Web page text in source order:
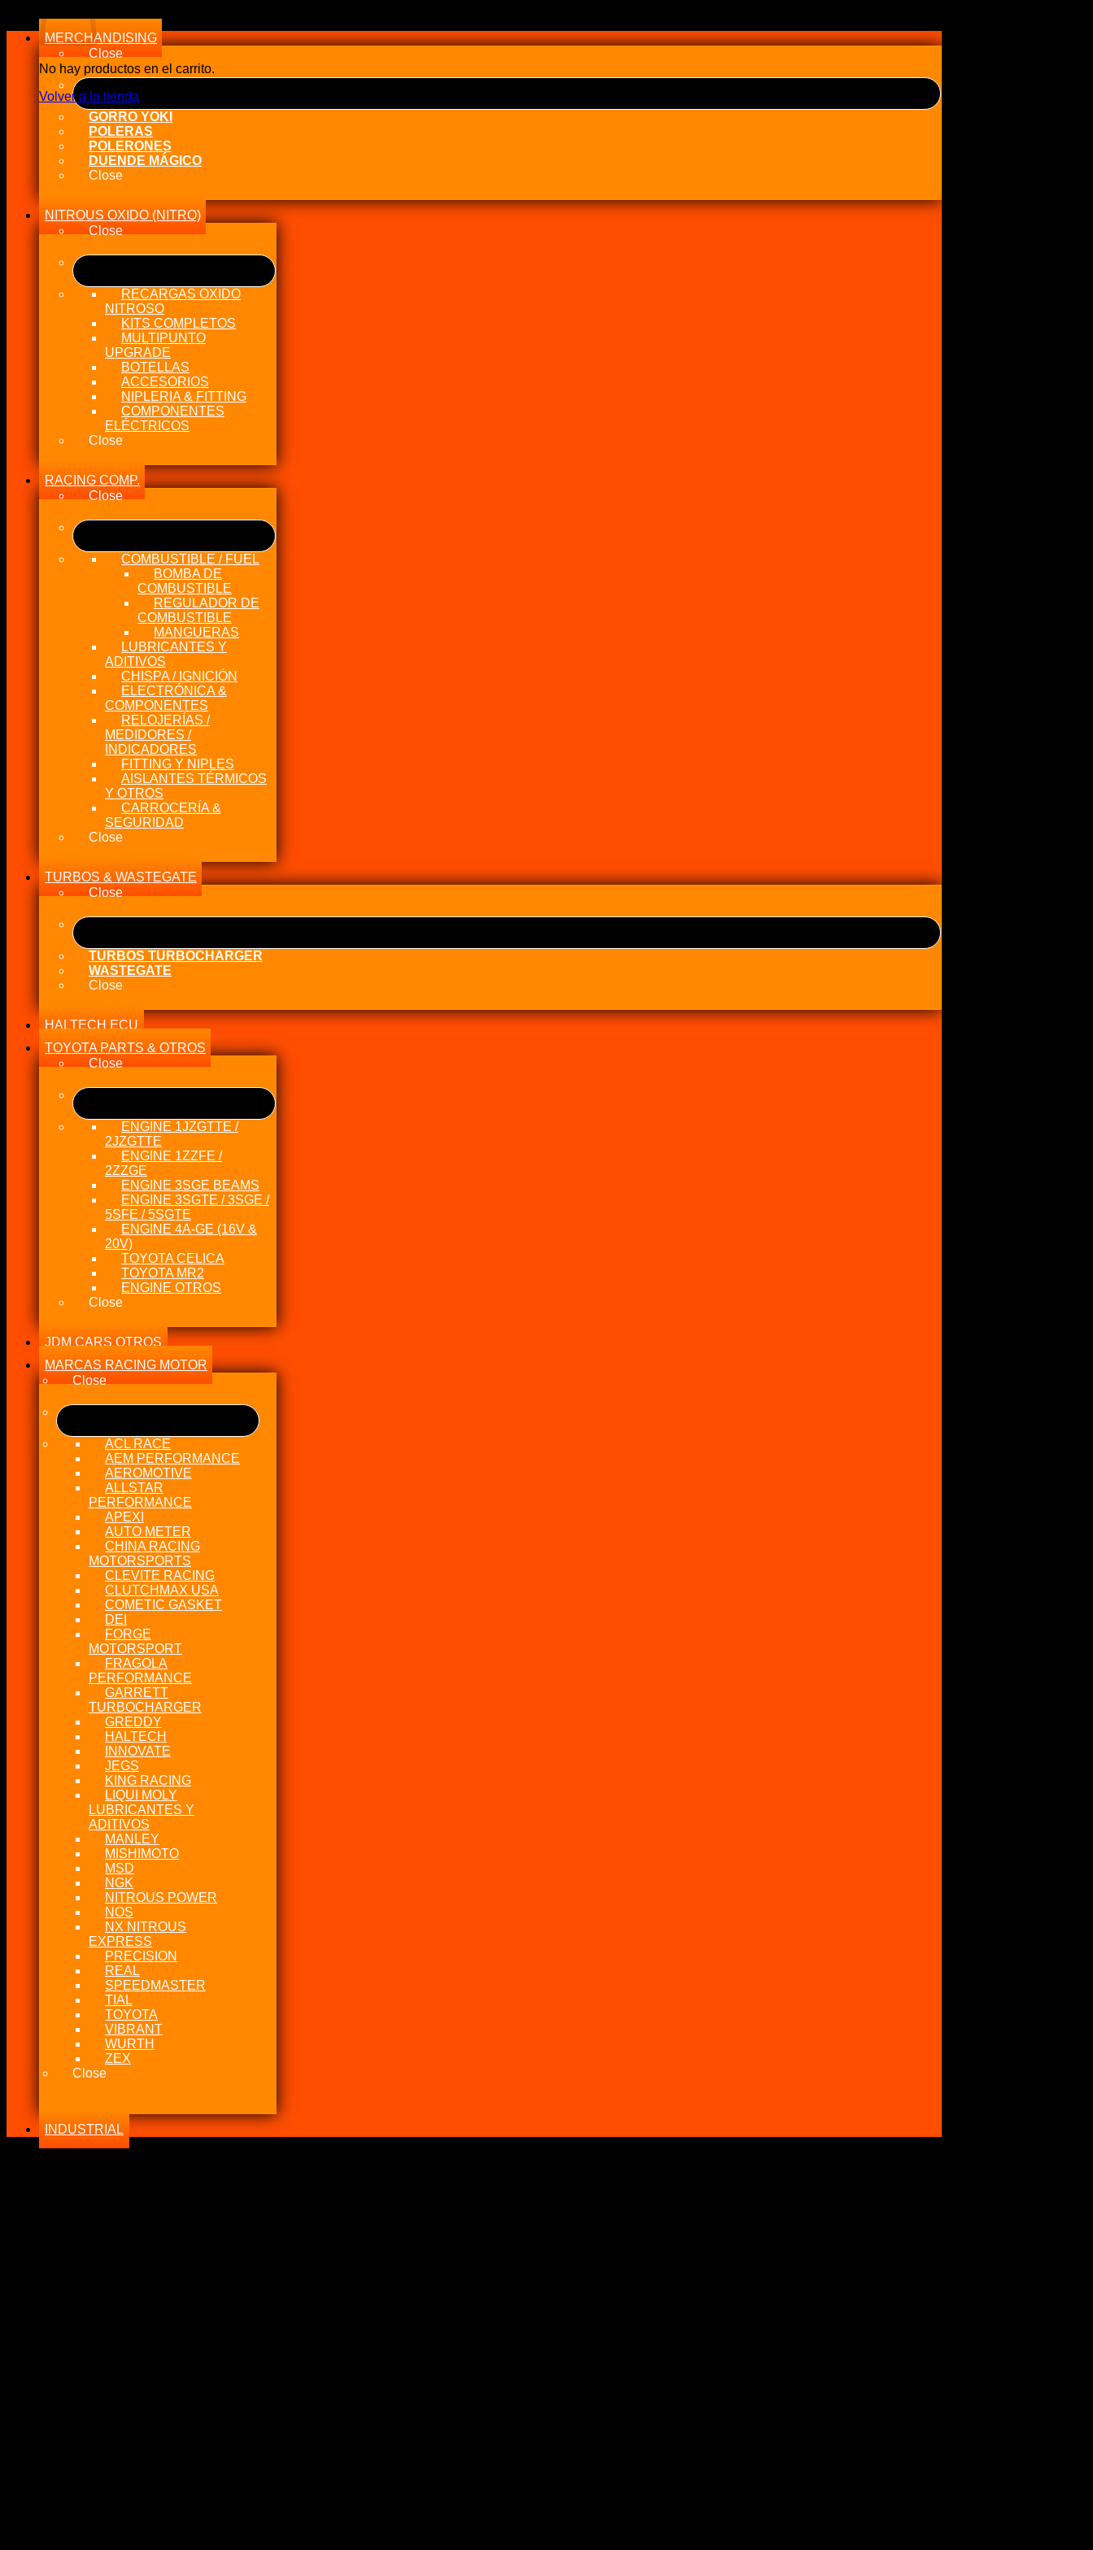
No hay productos en el carrito.
Volver a la tienda
MERCHANDISING
Close
GORRO YOKI
POLERAS
POLERONES
DUENDE MÁGICO
Close
NITROUS OXIDO (NITRO)
Close
RECARGAS OXIDO
NITROSO
KITS COMPLETOS
MULTIPUNTO
UPGRADE
BOTELLAS
ACCESORIOS
NIPLERIA & FITTING
COMPONENTES
ELÉCTRICOS
Close
RACING COMP.
Close
COMBUSTIBLE / FUEL
BOMBA DE
COMBUSTIBLE
REGULADOR DE
COMBUSTIBLE
MANGUERAS
LUBRICANTES Y
ADITIVOS
CHISPA / IGNICIÓN
ELECTRÓNICA &
COMPONENTES
RELOJERÍAS /
MEDIDORES /
INDICADORES
FITTING Y NIPLES
AISLANTES TÉRMICOS
Y OTROS
CARROCERÍA &
SEGURIDAD
Close
TURBOS & WASTEGATE
Close
TURBOS TURBOCHARGER
WASTEGATE
Close
HALTECH ECU
TOYOTA PARTS & OTROS
Close
ENGINE 1JZGTTE /
2JZGTTE
ENGINE 1ZZFE /
2ZZGE
ENGINE 3SGE BEAMS
ENGINE 3SGTE / 3SGE /
5SFE / 5SGTE
ENGINE 4A-GE (16V &
20V)
TOYOTA CELICA
TOYOTA MR2
ENGINE OTROS
Close
JDM CARS OTROS
MARCAS RACING MOTOR
Close
ACL RACE
AEM PERFORMANCE
AEROMOTIVE
ALLSTAR
PERFORMANCE
APEXI
AUTO METER
CHINA RACING
MOTORSPORTS
CLEVITE RACING
CLUTCHMAX USA
COMETIC GASKET
DEI
FORGE
MOTORSPORT
FRAGOLA
PERFORMANCE
GARRETT
TURBOCHARGER
GREDDY
HALTECH
INNOVATE
JEGS
KING RACING
LIQUI MOLY
LUBRICANTES Y
ADITIVOS
MANLEY
MISHIMOTO
MSD
NGK
NITROUS POWER
NOS
NX NITROUS
EXPRESS
PRECISION
REAL
SPEEDMASTER
TIAL
TOYOTA
VIBRANT
WURTH
ZEX
Close
INDUSTRIAL